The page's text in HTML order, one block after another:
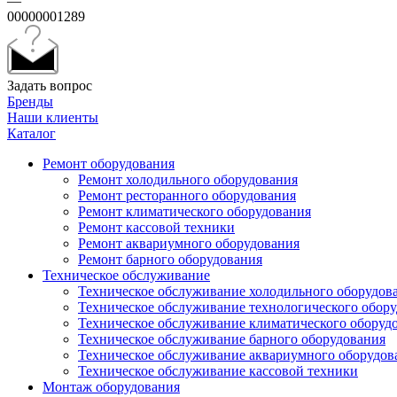
00000001289
Задать вопрос
Бренды
Наши клиенты
Каталог
Ремонт оборудования
Ремонт холодильного оборудования
Ремонт ресторанного оборудования
Ремонт климатического оборудования
Ремонт кассовой техники
Ремонт аквариумного оборудования
Ремонт барного оборудования
Техническое обслуживание
Техническое обслуживание холодильного
Техническое обслуживание технологического
Техническое обслуживание климатического
Техническое обслуживание барного оборудования
Техническое обслуживание аквариумного
Техническое обслуживание кассовой техники
Монтаж оборудования